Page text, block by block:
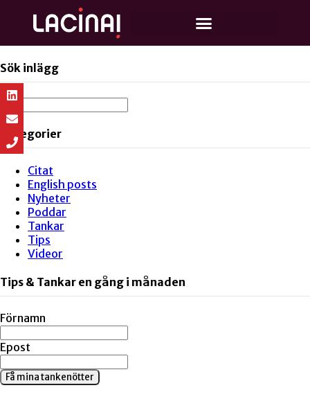
Sök inlägg
Kategorier
Citat
English posts
Nyheter
Poddar
Tankar
Tips
Videor
Tips & Tankar en gång i månaden
Förnamn
Epost
Få mina tankenötter